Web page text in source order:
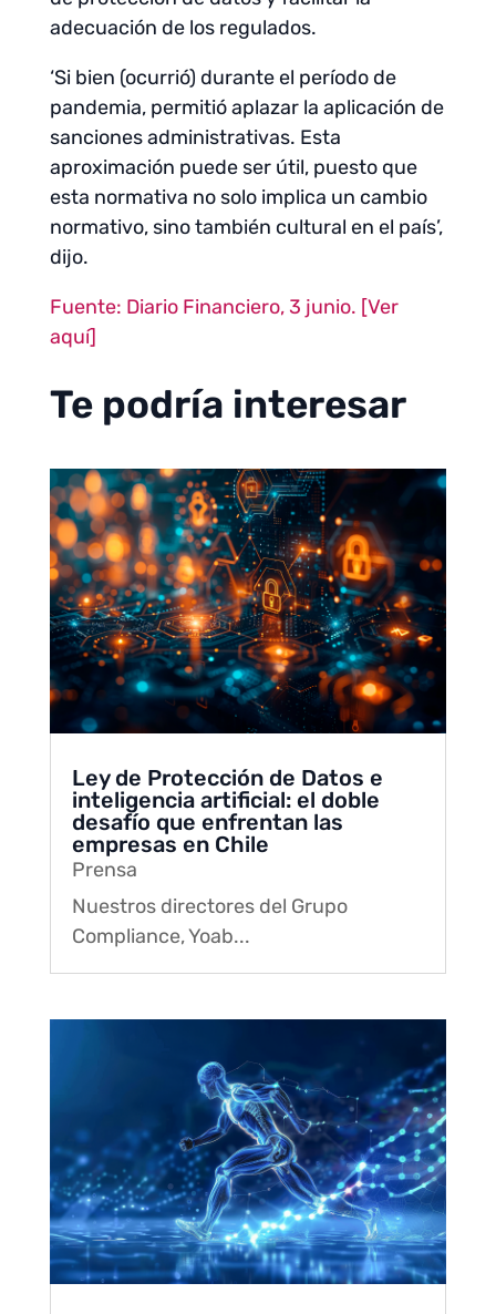
adecuación de los regulados.
‘Si bien (ocurrió) durante el período de
pandemia, permitió aplazar la aplicación de
sanciones administrativas. Esta
aproximación puede ser útil, puesto que
esta normativa no solo implica un cambio
normativo, sino también cultural en el país’,
dijo.
Fuente: Diario Financiero, 3 junio. [Ver
aquí]
Te podría interesar
Ley de Protección de Datos e
inteligencia artificial: el doble
desafío que enfrentan las
empresas en Chile
Prensa
Nuestros directores del Grupo
Compliance, Yoab...